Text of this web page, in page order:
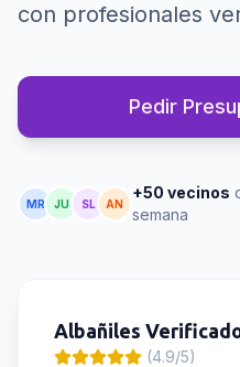
con profesionales
Pedir
MR JU SL AN
+50 vecinos
semana
Albañiles
(4.9/5)